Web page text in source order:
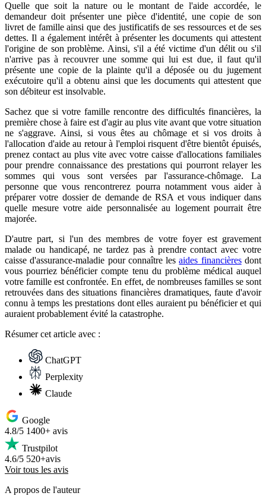
Quelle que soit la nature ou le montant de l'aide accordée, le
demandeur doit présenter une pièce d'identité, une copie de son
livret de famille ainsi que des justificatifs de ses ressources et de ses
dettes. Il a également intérêt à présenter les documents qui attestent
l'origine de son problème. Ainsi, s'il a été victime d'un délit ou s'il
n'arrive pas à recouvrer une somme qui lui est due, il faut qu'il
présente une copie de la plainte qu'il a déposée ou du jugement
exécutoire qu'il a obtenu ainsi que les documents qui attestent que
son débiteur est insolvable.
Sachez que si votre famille rencontre des difficultés financières, la
première chose à faire est d'agir au plus vite avant que votre situation
ne s'aggrave. Ainsi, si vous êtes au chômage et si vos droits à
l'allocation d'aide au retour à l'emploi risquent d'être bientôt épuisés,
prenez contact au plus vite avec votre caisse d'allocations familiales
pour prendre connaissance des prestations qui pourront relayer les
sommes qui vous sont versées par l'assurance-chômage. La
personne que vous rencontrerez pourra notamment vous aider à
préparer votre dossier de demande de RSA et vous indiquer dans
quelle mesure votre aide personnalisée au logement pourrait être
majorée.
D'autre part, si l'un des membres de votre foyer est gravement
malade ou handicapé, ne tardez pas à prendre contact avec votre
caisse d'assurance-maladie pour connaître lesaides financièresdont
vous pourriez bénéficier compte tenu du problème médical auquel
votre famille est confrontée. En effet, de nombreuses familles se sont
retrouvées dans des situations financières dramatiques, faute d'avoir
connu à temps les prestations dont elles auraient pu bénéficier et qui
auraient probablement évité la catastrophe.
Résumercet article avec :
ChatGPT
Perplexity
Claude
Google
4.8/5 1400+ avis
Trustpilot
4.6/5 520+avis
Voir tous les avis
A propos de l'auteur